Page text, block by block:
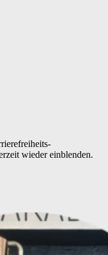
wieder einblenden.